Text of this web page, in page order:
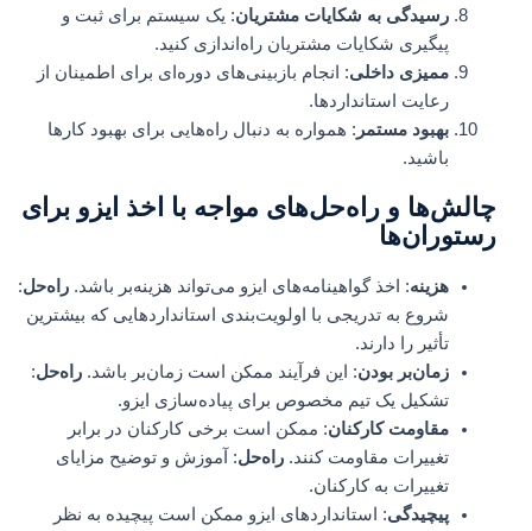
رسیدگی به شکایات مشتریان: یک سیستم برای ثبت و
پیگیری شکایات مشتریان راه‌اندازی کنید.
ممیزی داخلی: انجام بازبینی‌های دوره‌ای برای اطمینان از
رعایت استانداردها.
بهبود مستمر: همواره به دنبال راه‌هایی برای بهبود کارها
باشید.
چالش‌ها و راه‌حل‌های مواجهبا اخذ ایزو برای
رستوران‌ها
هزینه: اخذ گواهینامه‌های ایزو می‌تواند هزینه‌بر باشد.راه‌حل:
شروع به تدریجی با اولویت‌بندی استانداردهایی که بیشترین
تأثیر را دارند.
زمان‌بر بودن: این فرآیند ممکن است زمان‌بر باشد.راه‌حل:
تشکیل یک تیم مخصوص برای پیاده‌سازی ایزو.
مقاومت کارکنان: ممکن است برخی کارکنان در برابر
تغییرات مقاومت کنند.راه‌حل: آموزش و توضیح مزایای
تغییرات به کارکنان.
پیچیدگی: استانداردهای ایزو ممکن است پیچیده به نظر